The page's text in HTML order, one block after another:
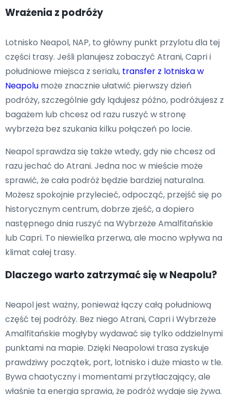
Wrażenia z podróży
Lotnisko Neapol, NAP, to główny punkt przylotu dla tej
części trasy. Jeśli planujesz zobaczyć Atrani, Capri i
południowe miejsca z serialu, transfer z lotniska w
Neapolu może znacznie ułatwić pierwszy dzień
podróży, szczególnie gdy lądujesz późno, podróżujesz z
bagażem lub chcesz od razu ruszyć w stronę
wybrzeża bez szukania kilku połączeń po locie.
Neapol sprawdza się także wtedy, gdy nie chcesz od
razu jechać do Atrani. Jedna noc w mieście może
sprawić, że cała podróż będzie bardziej naturalna.
Możesz spokojnie przylecieć, odpocząć, przejść się po
historycznym centrum, dobrze zjeść, a dopiero
następnego dnia ruszyć na Wybrzeże Amalfitańskie
lub Capri. To niewielka przerwa, ale mocno wpływa na
klimat całej trasy.
Dlaczego warto zatrzymać się w Neapolu?
Neapol jest ważny, ponieważ łączy całą południową
część tej podróży. Bez niego Atrani, Capri i Wybrzeże
Amalfitańskie mogłyby wydawać się tylko oddzielnymi
punktami na mapie. Dzięki Neapolowi trasa zyskuje
prawdziwy początek, port, lotnisko i duże miasto w tle.
Bywa chaotyczny i momentami przytłaczający, ale
właśnie ta energia sprawia, że podróż wydaje się żywa.